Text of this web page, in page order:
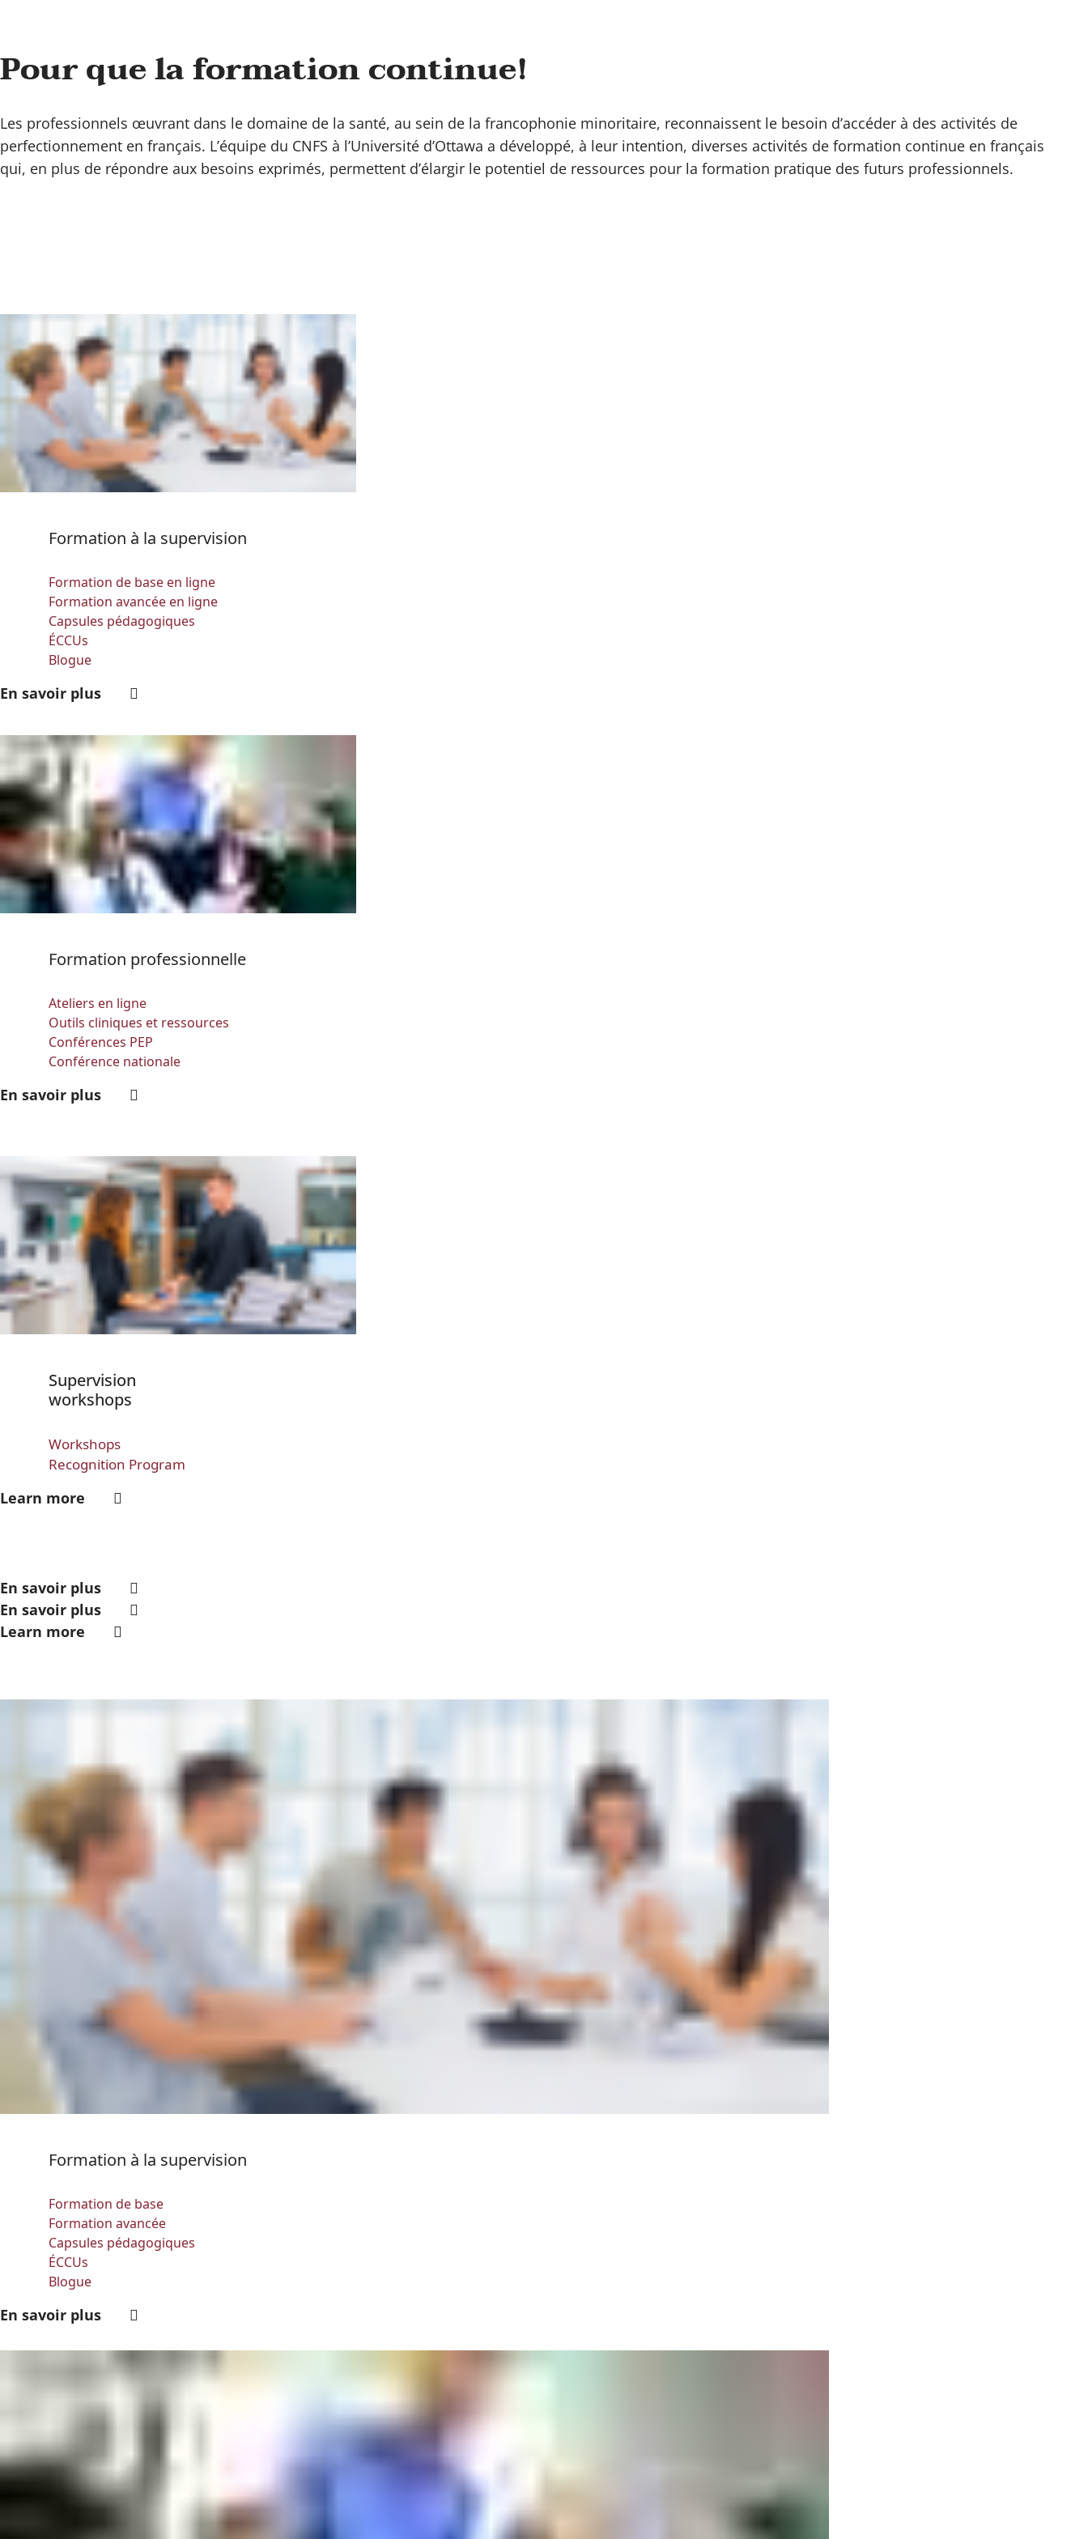
Pour que la formation continue!
Les professionnels œuvrant dans le domaine de la santé, au sein de la francophonie minoritaire, reconnaissent le besoin d’accéder à des activités de
perfectionnement en français. L’équipe du CNFS à l’Université d’Ottawa a développé, à leur intention, diverses activités de formation continue en français
qui, en plus de répondre aux besoins exprimés, permettent d’élargir le potentiel de ressources pour la formation pratique des futurs professionnels.
Formation à la supervision
Formation de base en ligne
Formation avancée en ligne
Capsules pédagogiques
ÉCCUs
Blogue
En savoir plus
Formation professionnelle
Ateliers en ligne
Outils cliniques et ressources
Conférences PEP
Conférence nationale
En savoir plus
Supervision
workshops
Workshops
Recognition Program
Learn more
En savoir plus
En savoir plus
Learn more
Formation à la supervision
Formation de base
Formation avancée
Capsules pédagogiques
ÉCCUs
Blogue
En savoir plus